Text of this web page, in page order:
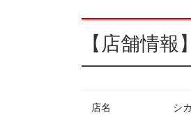
【店舗情報】
店名 シ